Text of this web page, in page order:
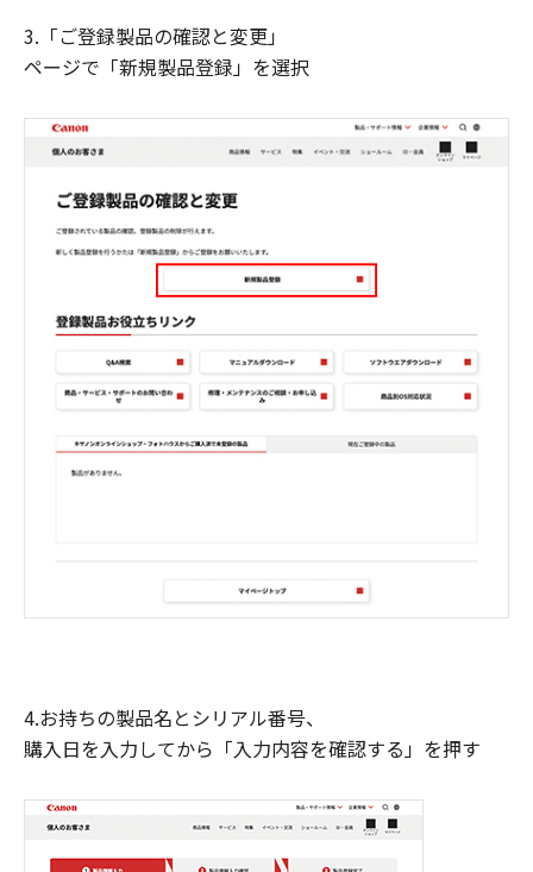
3.「ご登録製品の確認と変更」
ページで「新規製品登録」を選択
4.お持ちの製品名とシリアル番号、
購入日を入力してから「入力内容を確認する」を押す